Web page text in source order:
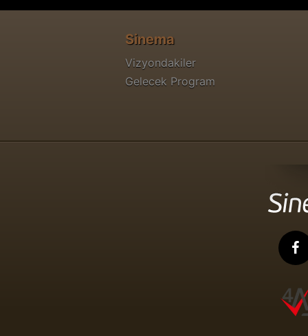
Sinema
Vizyondakiler
Gelecek Program